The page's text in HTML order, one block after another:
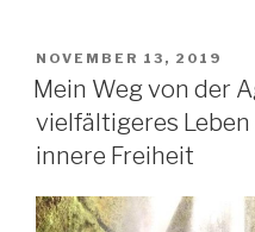
VERÖFFENTLICHT
AM
NOVEMBER 13, 2019
Mein Weg von der
vielfältigeres
innere Freiheit